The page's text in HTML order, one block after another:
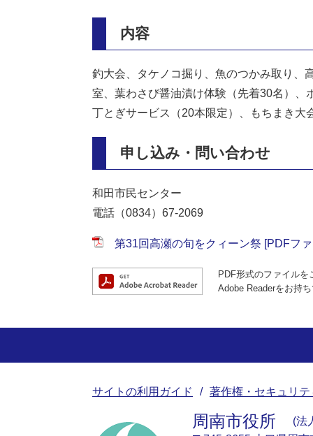
内容
釣大会、タケノコ掘り、魚のつかみ取り、
室、葉わさび醤油漬け体験（先着30名）、
丁とぎサービス（20本限定）、もちまき大
申し込み・問い合わせ
和田市民センター
電話（0834）67-2069
第31回高瀬の旬をクィーン祭 [PDFフ
PDF形式のファイル
Adobe Readerをお持
サイトの利用ガイド 著作権・セキュリ
周南市役所
法